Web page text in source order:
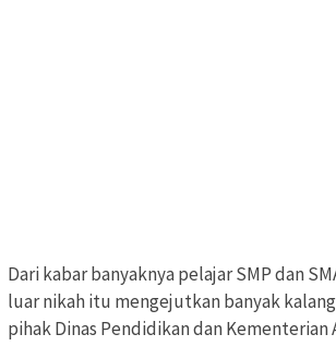
Dari kabar banyaknya pelajar SMP dan
luar nikah itu mengejutkan banyak
pihak Dinas Pendidikan dan Kementerian